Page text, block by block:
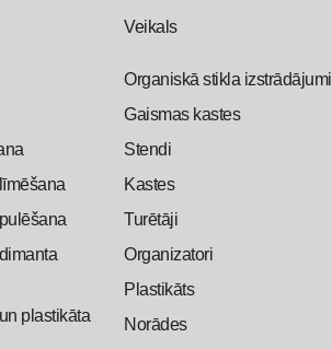
plastikāta
Veikals
Organiskā stikla izstrādājumi
Gaismas kastes
Stendi
Kastes
Turētāji
Organizatori
Plastikāts
Norādes